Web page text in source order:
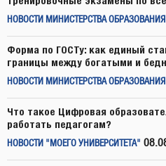
НОВОСТИ МИНИСТЕРСТВА ОБРАЗОВАНИЯ
Форма по ГОСТу: как единый
границы между богатыми и
НОВОСТИ МИНИСТЕРСТВА ОБРАЗОВАНИЯ
Что такое Цифровая
работать педагогам?
НОВОСТИ "МОЕГО УНИВЕРСИТЕТА"